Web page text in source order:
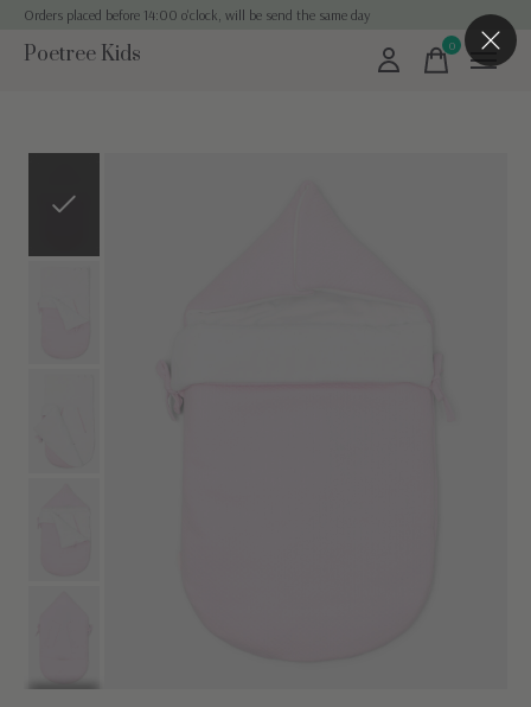
Orders placed before 14:00 o'clock, will be send the same day
Poetree Kids 0items